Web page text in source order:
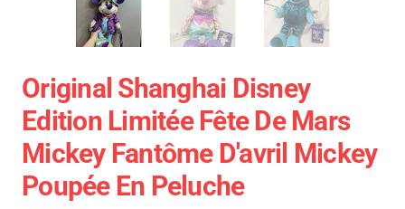
Original Shanghai Disney
Edition Limitée Fête De Mars
Mickey Fantôme D'avril Mickey
Poupée En Peluche